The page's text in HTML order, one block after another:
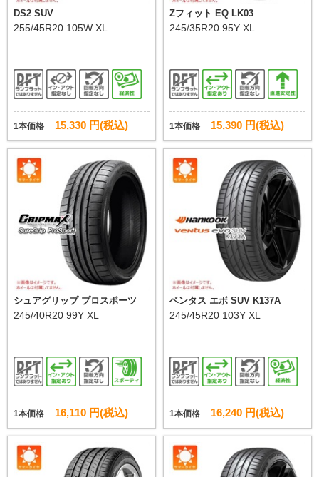
DS2 SUV
255/45R20 105W XL
1本価格 15,330 円(税込)
Zフィット EQ LK03
245/35R20 95Y XL
1本価格 15,390 円(税込)
シュアグリップ プロスポーツ
245/40R20 99Y XL
1本価格 16,110 円(税込)
ベンタス エボ SUV K137A
245/45R20 103Y XL
1本価格 16,240 円(税込)